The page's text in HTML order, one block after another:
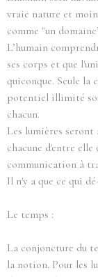
vraie nature et
comme "un
L’humain
ses corps et que
quiconque. Seule la
potentiel illimité
chacun.
Les lumières seront
chacune d'entre
communication à
Il n'y a que ce qui
Le temps :
La conjoncture du
la notion. Pour les